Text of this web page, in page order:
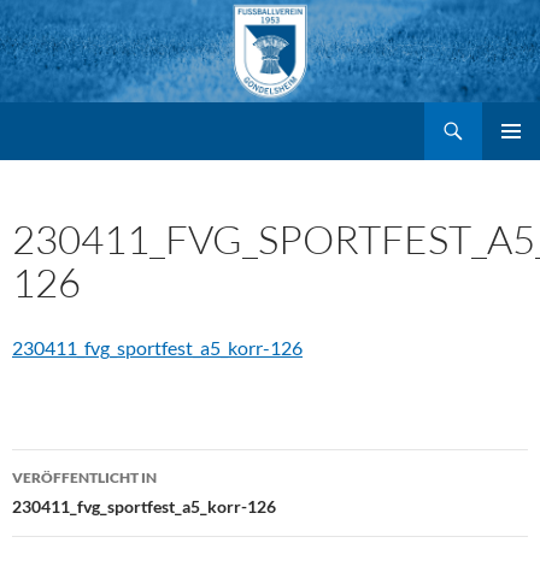
Zum
Inhalt
springen
126
230411_fvg_sportfest_a5_korr-126
Beitragsnavigation
VERÖFFENTLICHT IN
230411_fvg_sportfest_a5_korr-126